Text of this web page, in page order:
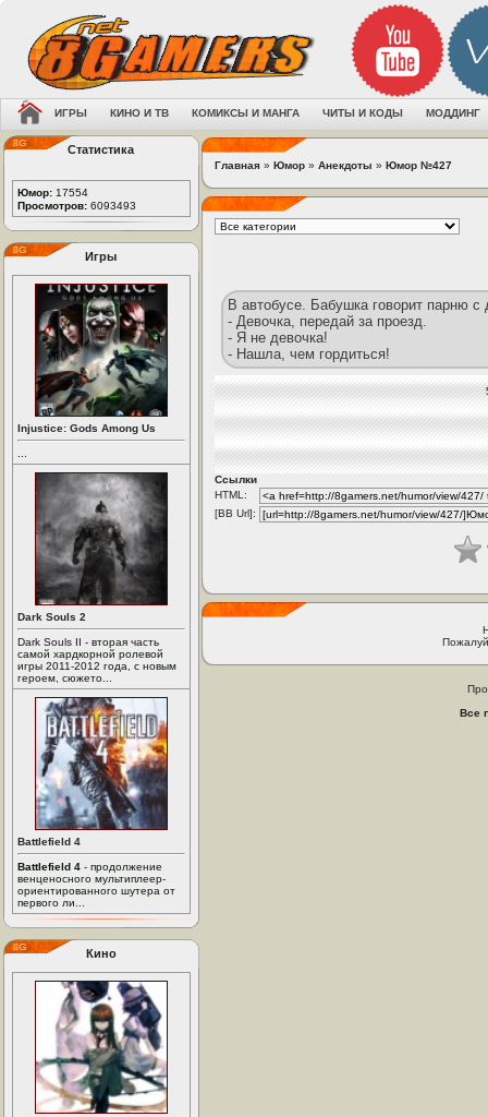
ИГРЫ КИНО И ТВ КОМИКСЫ И МАНГА ЧИТЫ И КОДЫ МОДДИНГ
Статистика
Юмор: 17554
Просмотров: 6093493
Игры
Injustice: Gods Among Us
Dark Souls 2
Dark Souls II - вторая часть
самой хардкорной ролевой
игры 2011-2012 года, с новым
героем, сюжето...
Battlefield 4
Battlefield 4 - продолжение
венценосного мультиплеер-
ориентированного шутера от
первого ли...
Кино
Главная » Юмор » Анекдоты » Юмор №427
В автобусе. Бабушка говорит парню
- Девочка, передай за проезд.
- Я не девочка!
- Нашла, чем гордиться!
Ссылки
HTML:
[BB Url]:
Все